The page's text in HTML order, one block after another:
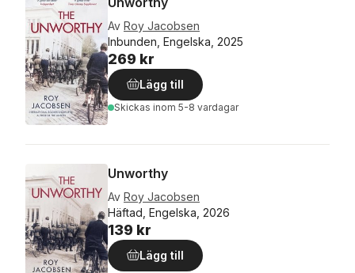
Av Roy Jacobsen
Inbunden, Engelska, 2025
269 kr
Lägg till
Skickas inom 5-8 vardagar
Unworthy
Av Roy Jacobsen
Häftad, Engelska, 2026
139 kr
Lägg till